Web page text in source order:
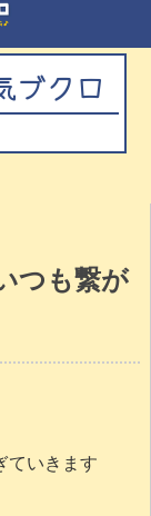
ブクロ
つも繋が
ていきます